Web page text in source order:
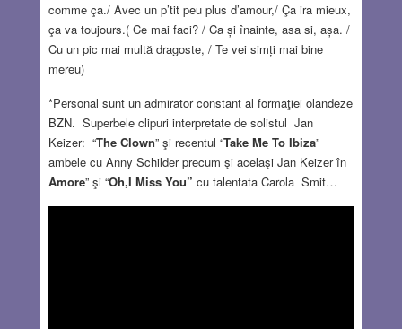
comme ça./ Avec un p’tit peu plus d’amour,/ Ça ira mieux,
ça va toujours.( Ce mai faci? / Ca și înainte, asa si, așa. /
Cu un pic mai multă dragoste, / Te vei simți mai bine
mereu)
*Personal sunt un admirator constant al formaţiei olandeze
BZN. Superbele clipuri interpretate de solistul Jan
Keizer: “The Clown” şi recentul “Take Me To Ibiza”
ambele cu Anny Schilder precum şi acelaşi Jan Keizer în
Amore” şi “Oh,I Miss You” cu talentata Carola Smit…